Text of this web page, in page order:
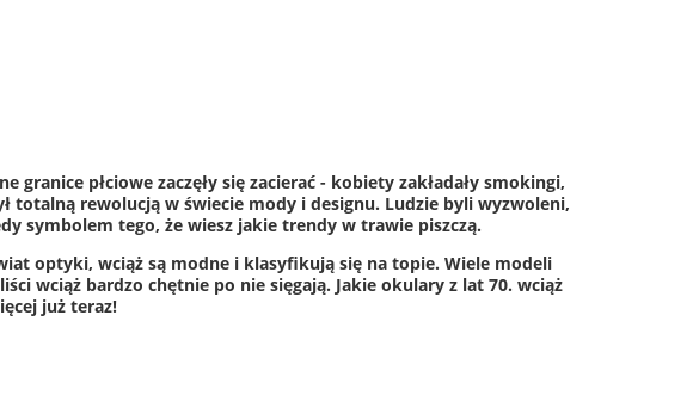
płciowe zaczęły się zacierać - kobiety zakładały smokingi,
totalną rewolucją w świecie mody i designu. Ludzie byli wyzwoleni,
symbolem tego, że wiesz jakie trendy w trawie piszczą.
optyki, wciąż są modne i klasyfikują się na topie. Wiele modeli
wciąż bardzo chętnie po nie sięgają. Jakie okulary z lat 70. wciąż
już teraz!